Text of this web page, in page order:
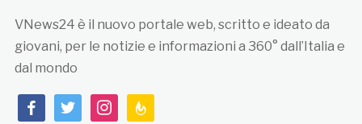
VNews24 è il nuovo portale web, scritto e ideato da
giovani, per le notizie e informazioni a 360° dall’Italia e
dal mondo
facebooktwitterinstagramfeedburner